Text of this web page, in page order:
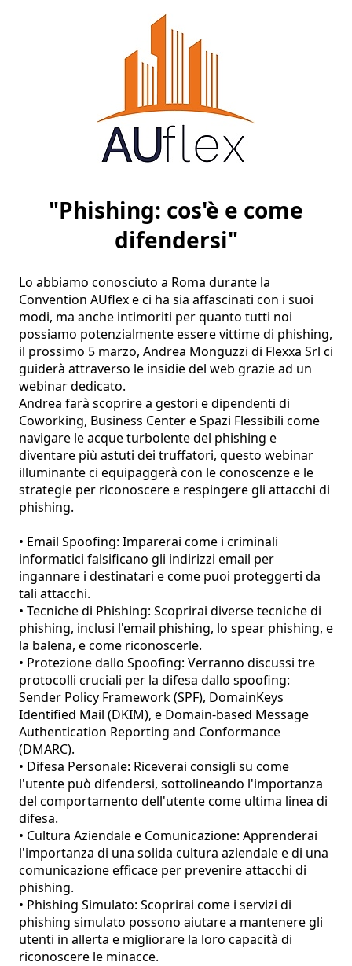
"Phishing: cos'è e come
difendersi"
Lo abbiamo conosciuto a Roma durante la
Convention AUflex e ci ha sia affascinati con i suoi
modi, ma anche intimoriti per quanto tutti noi
possiamo potenzialmente essere vittime di phishing,
il prossimo 5 marzo, Andrea Monguzzi di Flexxa Srl ci
guiderà attraverso le insidie del web grazie ad un
webinar dedicato.
Andrea farà scoprire a gestori e dipendenti di
Coworking, Business Center e Spazi Flessibili come
navigare le acque turbolente del phishing e
diventare più astuti dei truffatori, questo webinar
illuminante ci equipaggerà con le conoscenze e le
strategie per riconoscere e respingere gli attacchi di
phishing.
• Email Spoofing: Imparerai come i criminali
informatici falsificano gli indirizzi email per
ingannare i destinatari e come puoi proteggerti da
tali attacchi.
• Tecniche di Phishing: Scoprirai diverse tecniche di
phishing, inclusi l'email phishing, lo spear phishing, e
la balena, e come riconoscerle.
• Protezione dallo Spoofing: Verranno discussi tre
protocolli cruciali per la difesa dallo spoofing:
Sender Policy Framework (SPF), DomainKeys
Identified Mail (DKIM), e Domain-based Message
Authentication Reporting and Conformance
(DMARC).
• Difesa Personale: Riceverai consigli su come
l'utente può difendersi, sottolineando l'importanza
del comportamento dell'utente come ultima linea di
difesa.
• Cultura Aziendale e Comunicazione: Apprenderai
l'importanza di una solida cultura aziendale e di una
comunicazione efficace per prevenire attacchi di
phishing.
• Phishing Simulato: Scoprirai come i servizi di
phishing simulato possono aiutare a mantenere gli
utenti in allerta e migliorare la loro capacità di
riconoscere le minacce.